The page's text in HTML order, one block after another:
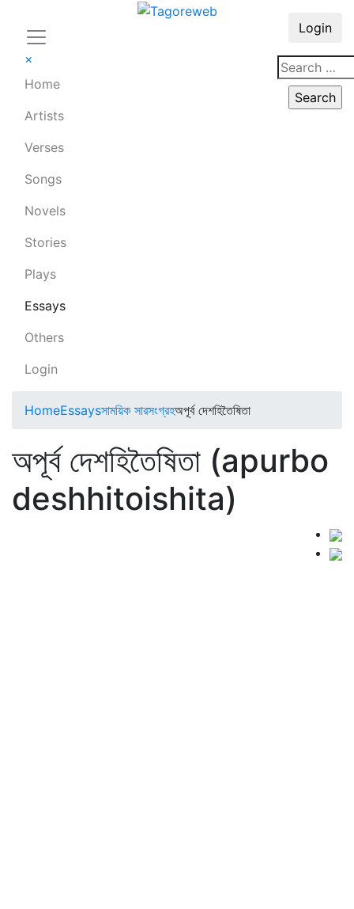
×
Home
Artists
Verses
Songs
Novels
Stories
Plays
Essays
Others
Login
Login
HomeEssaysসাময়িক সারসংগ্রহঅপূর্ব দেশহিতৈষিতা
অপূর্ব দেশহিতৈষিতা (apurbo
deshhitoishita)